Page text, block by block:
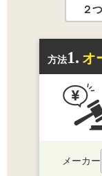
２
方法1. オ
メーカー